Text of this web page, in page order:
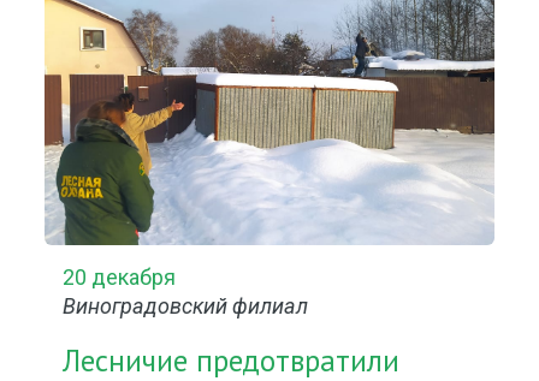
20 декабря
Виноградовский филиал
Лесничие предотвратили